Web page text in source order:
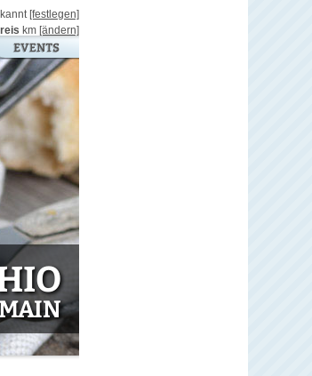
[festlegen]
km [ändern]